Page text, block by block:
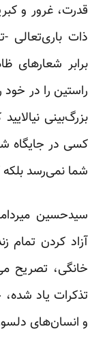
قدرت، غرور و
ذات
برابر شعارهای
راستین را در
بزرگ‌بینی
کسی در جایگاه
شما نمی‌رسد
سیدحسین
آزاد کردن تمام
خانگی، تصریح
تذکرات یاد
و انسان‌های